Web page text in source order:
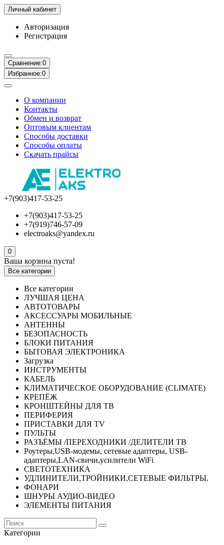
Личный кабинет
Авторизация
Регистрация
Сравнение:0
Избранное:0
О компании
Контакты
Обмен и возврат
Оптовым клиентам
Способы доставки
Способы оплаты
Скачать прайсы
+7(903)417-53-25
+7(903)417-53-25
+7(919)746-57-09
electroaks@yandex.ru
0
Ваша корзина пуста!
Все категории
Все категории
ЛУЧШАЯ ЦЕНА
АВТОТОВАРЫ
АКСЕССУАРЫ МОБИЛЬНЫЕ
АНТЕННЫ
БЕЗОПАСНОСТЬ
БЛОКИ ПИТАНИЯ
БЫТОВАЯ ЭЛЕКТРОНИКА
Загрузка
ИНСТРУМЕНТЫ
КАБЕЛЬ
КЛИМАТИЧЕСКОЕ ОБОРУДОВАНИЕ (CLIMATE)
КРЕПЁЖ
КРОНШТЕЙНЫ ДЛЯ ТВ
ПЕРИФЕРИЯ
ПРИСТАВКИ ДЛЯ TV
ПУЛЬТЫ
РАЗЪЁМЫ /ПЕРЕХОДНИКИ /ДЕЛИТЕЛИ ТВ
Роутеры,USB-модемы, сетевые адаптеры, USB-
адаптеры,LAN-свичи,усилители WiFi
СВЕТОТЕХНИКА
УДЛИНИТЕЛИ,ТРОЙНИКИ,СЕТЕВЫЕ ФИЛЬТРЫ.
ФОНАРИ
ШНУРЫ АУДИО-ВИДЕО
ЭЛЕМЕНТЫ ПИТАНИЯ
Категории